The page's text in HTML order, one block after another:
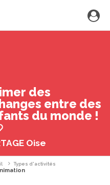
des
entre des
du monde !
Oise
Types d'activités